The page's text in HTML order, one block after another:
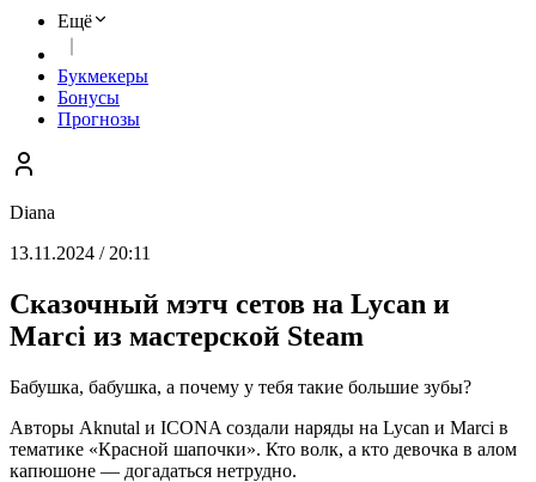
Ещё
Букмекеры
Бонусы
Прогнозы
Diana
13.11.2024 / 20:11
Сказочный мэтч сетов на Lycan и
Marci из мастерской Steam
Бабушка, бабушка, а почему у тебя такие большие зубы?
Авторы Aknutal и ICONA создали наряды на Lycan и Marci в
тематике «Красной шапочки». Кто волк, а кто девочка в алом
капюшоне — догадаться нетрудно.